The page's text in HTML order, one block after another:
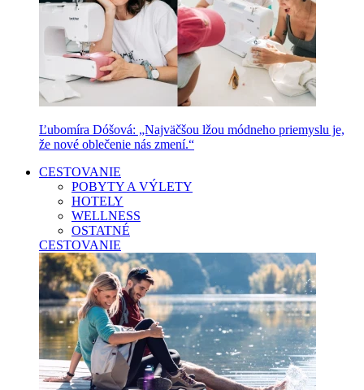
Ľubomíra Dóšová: „Najväčšou lžou módneho priemyslu je,
že nové oblečenie nás zmení.“
CESTOVANIE
POBYTY A VÝLETY
HOTELY
WELLNESS
OSTATNÉ
CESTOVANIE